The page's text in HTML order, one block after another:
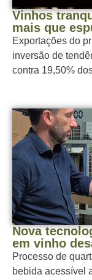
Vinhos
mais que
Exportações do
inversão de
contra 19,50%
Nova
em vinho
Processo de
bebida acessível